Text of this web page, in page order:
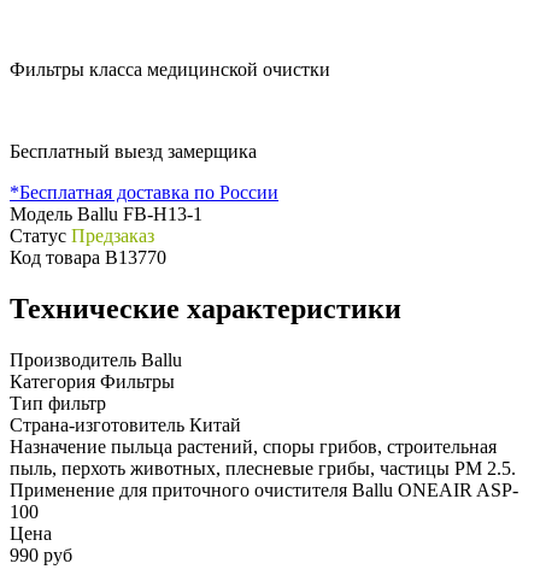
Фильтры класса медицинской очистки
Бесплатный выезд замерщика
*Бесплатная доставка по России
Модель Ballu FB-H13-1
Статус Предзаказ
Код товара B13770
Технические характеристики
Производитель Ballu
Категория Фильтры
Тип фильтр
Страна-изготовитель Китай
Назначение пыльца растений, споры грибов, строительная
пыль, перхоть животных, плесневые грибы, частицы PM 2.5.
Применение для приточного очистителя Ballu ONEAIR ASP-
100
Цена
990 руб